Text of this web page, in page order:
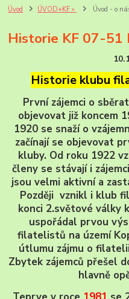
Úvod ÚVOD+KF » Úvod - o
Historie KF 07-51
Historie klubu
První zájemci o
objevovat již koncem
1920 se snaží o
začínají se objevovat
kluby. Od roku 1922
členy se stávají i
jsou velmi aktivní a
Později vznikl i klub
konci 2.světové války
uspořádal prvou
filatelistů na území
útlumu zájmu o
Zbytek zájemců přešel
hlavně